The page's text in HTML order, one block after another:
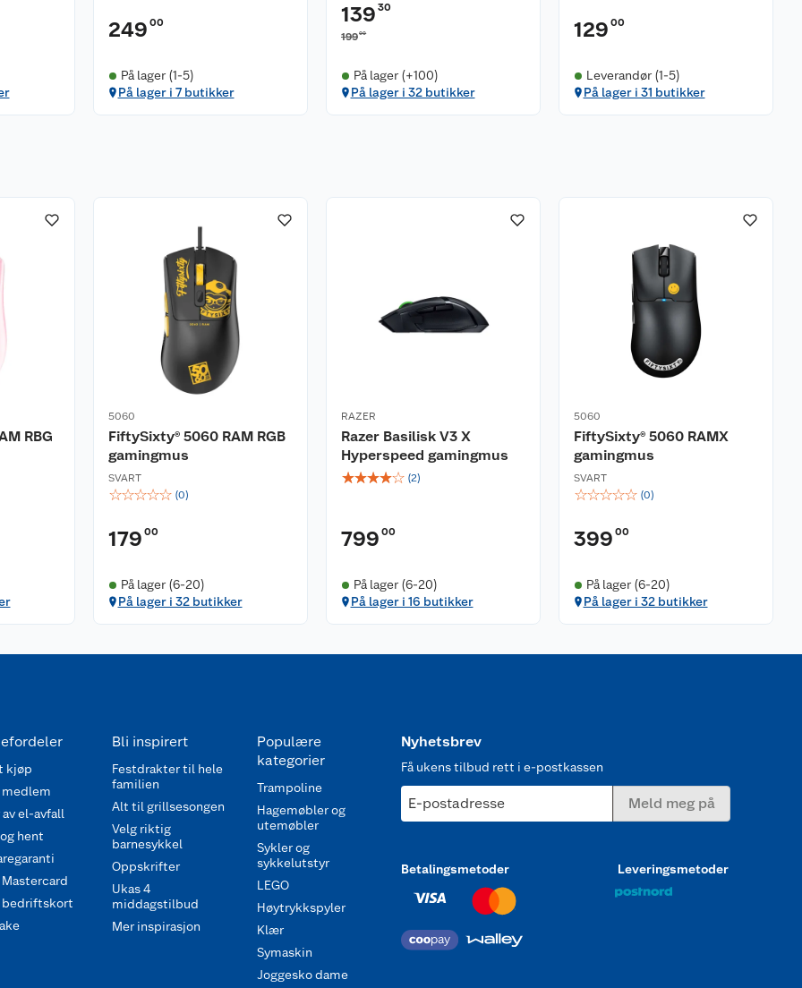
249 00
På lager (1-5)
På lager i 7 butikker
139 30
19900
På lager (+100)
På lager i 32 butikker
129 00
Leverandør (1-5)
På lager i 31 butikker
RBG
5060
FiftySixty® 5060 RAM RGB
gamingmus
SVART
☆☆☆☆☆ (0)
179 00
På lager (6-20)
På lager i 32 butikker
RAZER
Razer Basilisk V3 X
Hyperspeed gamingmus
☆☆☆☆☆ (2)
799 00
På lager (6-20)
På lager i 16 butikker
5060
FiftySixty® 5060 RAMX
gamingmus
SVART
☆☆☆☆☆ (0)
399 00
På lager (6-20)
På lager i 32 butikker
kjøp
medlem
av el-avfall
hent
bedriftskort
Bli inspirert
Festdrakter til hele
familien
Alt til grillsesongen
Velg riktig
barnesykkel
Oppskrifter
Ukas 4
middagstilbud
Mer inspirasjon
Populære
kategorier
Trampoline
Hagemøbler og
utemøbler
Sykler og
sykkelutstyr
LEGO
Høytrykkspyler
Klær
Symaskin
Joggesko dame
Nyhetsbrev
Få ukens tilbud rett i e-postkassen
E-postadresse Meld meg på
Betalingsmetoder Leveringsmetoder